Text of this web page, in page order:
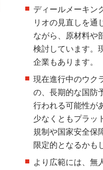
ディールメーキン
リオの見直しを通
ながら、原材料や
検討しています。
企業もあります。
現在進行中のウク
の、長期的な国防
行われる可能性が
少なくともプラッ
規制や国家安全保
限定的となるかも
より広範には、無